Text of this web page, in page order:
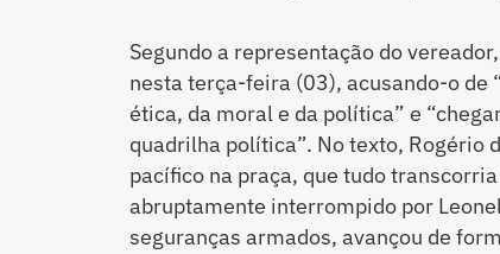
Segundo a representação do
nesta terça-feira (03), acusando-o de
ética, da moral e da política” e
quadrilha política”. No texto, Rogério
pacífico na praça, que tudo
abruptamente interrompido por
seguranças armados, avançou de